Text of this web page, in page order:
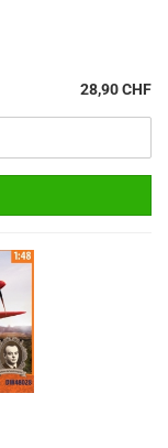
28,90 CHF